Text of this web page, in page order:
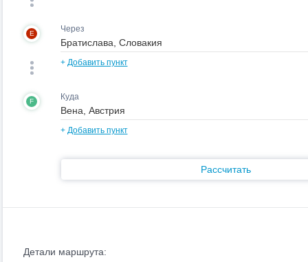
E Через
+ Добавить пункт
F Куда
+ Добавить пункт
Рассчитать
Детали маршрута: